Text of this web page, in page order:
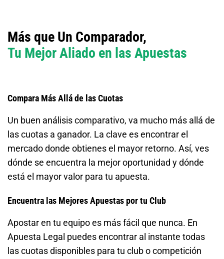
Más que Un Comparador,
Tu Mejor Aliado en las Apuestas
Compara Más Allá de las Cuotas
Un buen análisis comparativo, va mucho más allá de
las cuotas a ganador. La clave es encontrar el
mercado donde obtienes el mayor retorno. Así, ves
dónde se encuentra la mejor oportunidad y dónde
está el mayor valor para tu apuesta.
Encuentra las Mejores Apuestas por tu Club
Apostar en tu equipo es más fácil que nunca. En
Apuesta Legal puedes encontrar al instante todas
las cuotas disponibles para tu club o competición